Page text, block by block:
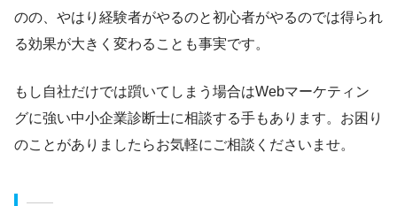
のの、やはり経験者がやるのと初心者がやるのでは得られ
る効果が大きく変わることも事実です。
もし自社だけでは躓いてしまう場合はWebマーケティン
グに強い中小企業診断士に相談する手もあります。お困り
のことがありましたらお気軽にご相談くださいませ。